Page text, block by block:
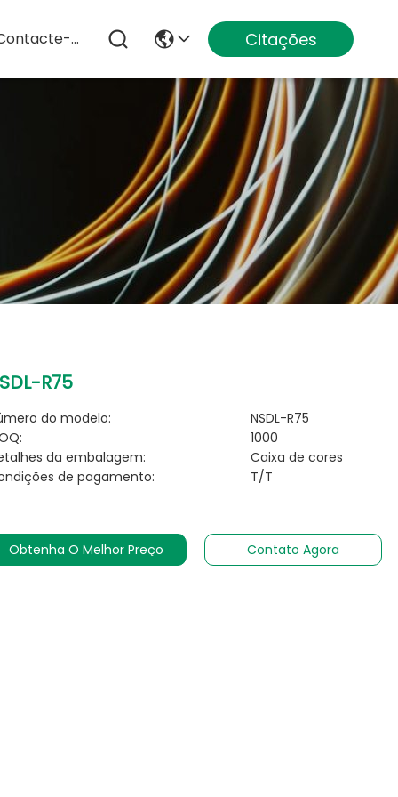
Contacte-Nos Citações
R75
do modelo:
NSDL-R75
1000
da embalagem:
Caixa de cores
de pagamento:
T/T
Obtenha O Melhor Preço Contato Agora